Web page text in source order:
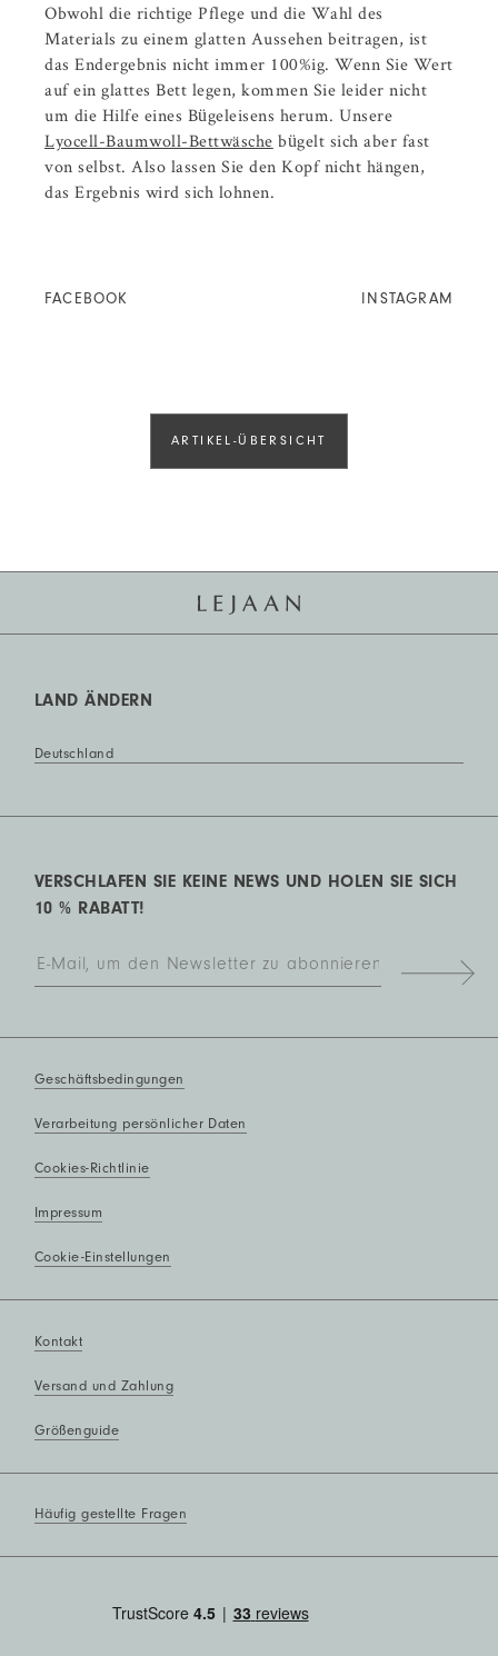
Obwohl die richtige Pflege und die Wahl des
Materials zu einem glatten Aussehen beitragen, ist
das Endergebnis nicht immer 100%ig. Wenn Sie Wert
auf ein glattes Bett legen, kommen Sie leider nicht
um die Hilfe eines Bügeleisens herum. Unsere
Lyocell-Baumwoll-Bettwäsche bügelt sich aber fast
von selbst. Also lassen Sie den Kopf nicht hängen,
das Ergebnis wird sich lohnen.
FACEBOOK INSTAGRAM
ARTIKEL-ÜBERSICHT
LAND ÄNDERN
Deutschland
VERSCHLAFEN SIE KEINE NEWS UND HOLEN SIE SICH
10 % RABATT!
Geschäftsbedingungen
Verarbeitung persönlicher Daten
Cookies-Richtlinie
Impressum
Cookie-Einstellungen
Kontakt
Versand und Zahlung
Größenguide
Häufig gestellte Fragen